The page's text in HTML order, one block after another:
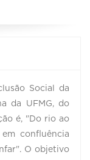
Social da
da UFMG, do
é, "Do rio ao
confluência
O objetivo